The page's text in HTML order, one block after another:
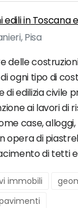
edili in Toscana
Pisa
delle
ogni tipo di
edilizia civile
ai lavori di
case,
opera di
di tetti
immobili